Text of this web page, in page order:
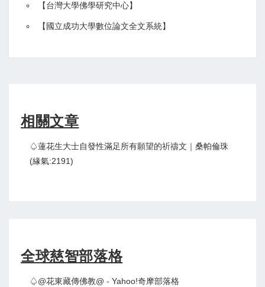
【台灣大學佛學研究中心】
【 國立成功大學數位論文全文系統】
相關文章
♤蓮花生大士自發性滿足所有願望的祈禱文｜桑帕倫珠
(緣氣:2191)
全球慈智部落格
♤@花東藏傳佛教@ - Yahoo!奇摩部落格